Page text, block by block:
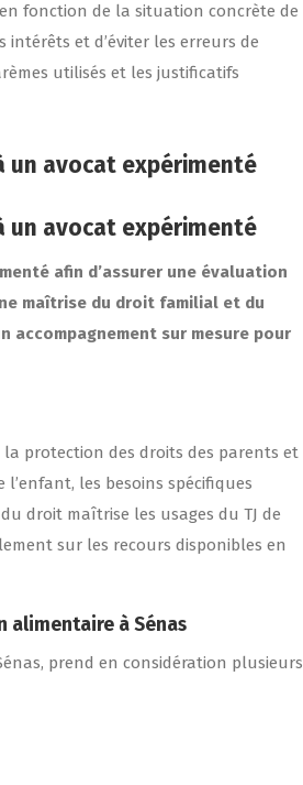
fonction de la situation concrète de
intérêts et d’éviter les erreurs de
utilisés et les justificatifs
un avocat expérimenté
un avocat expérimenté
afin d’assurer une évaluation
maîtrise du droit familial et du
accompagnement sur mesure pour
protection des droits des parents et
les besoins spécifiques
droit maîtrise les usages du TJ de
sur les recours disponibles en
alimentaire à Sénas
prend en considération plusieurs